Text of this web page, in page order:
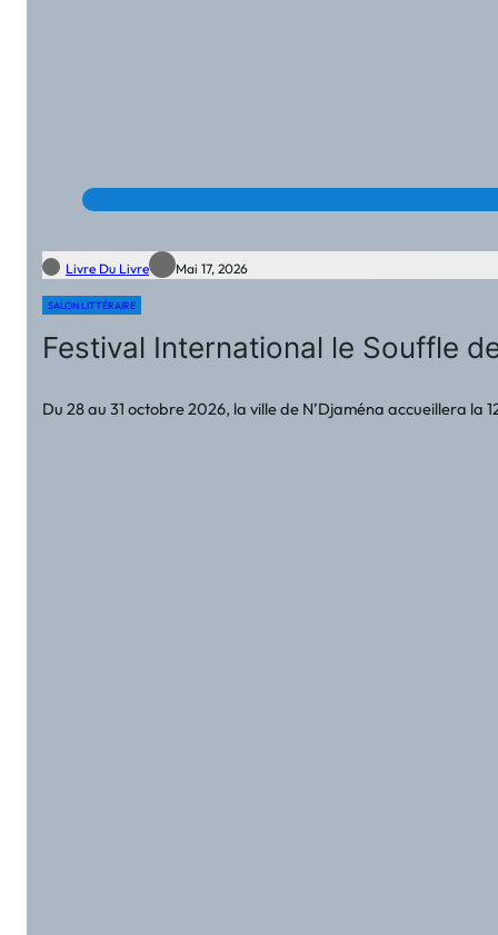
Livre Du Livre Mai 17, 2026
SALON LITTÉRAIRE
Festival International le Souffle
Du 28 au 31 octobre 2026, la ville de N’Djaména accueillera